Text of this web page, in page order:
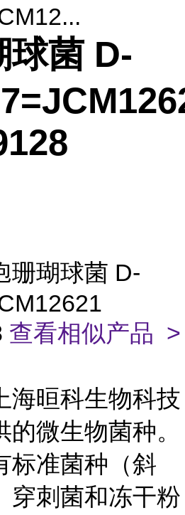
球菌 D-
珊瑚球菌 D-
查看相似产品 >
海晅科生物科技
微生物菌种。
标准菌种（斜
穿刺菌和冻干粉